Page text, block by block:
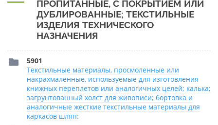
ПРОПИТАННЫЕ, С ПОКРЫТИЕМ ИЛИ
ДУБЛИРОВАННЫЕ; ТЕКСТИЛЬНЫЕ
ИЗДЕЛИЯ ТЕХНИЧЕСКОГО
НАЗНАЧЕНИЯ
5901
Текстильные материалы, просмоленные или
накрахмаленные, используемые для изготовления
книжных переплетов или аналогичных целей; калька;
загрунтованный холст для живописи; бортовка и
аналогичные жесткие текстильные материалы для
каркасов шляп: